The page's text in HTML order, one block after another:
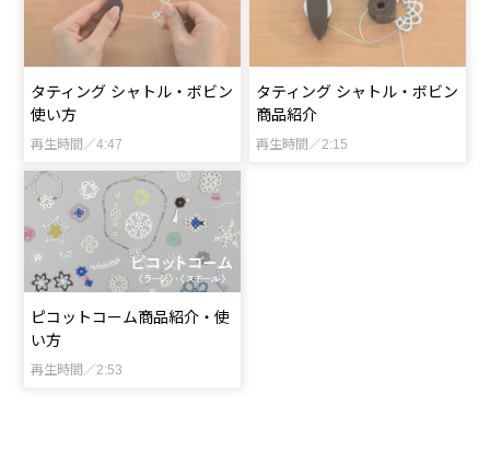
タティング シャトル・ボビン
使い方
再生時間／4:47
タティング シャトル・ボビン
商品紹介
再生時間／2:15
ピコットコーム商品紹介・使
い方
再生時間／2:53